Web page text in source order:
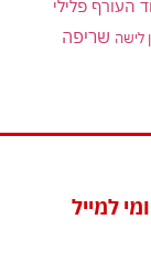
העורף פלילי
לישה שריפה
למייל